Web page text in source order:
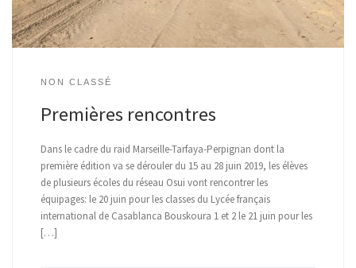
NON CLASSÉ
Premières rencontres
Dans le cadre du raid Marseille-Tarfaya-Perpignan dont la
première édition va se dérouler du 15 au 28 juin 2019, les élèves
de plusieurs écoles du réseau Osui vont rencontrer les
équipages: le 20 juin pour les classes du Lycée français
international de Casablanca Bouskoura 1 et 2 le 21 juin pour les
[…]